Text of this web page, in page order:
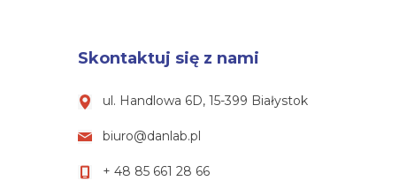
Skontaktuj się z nami
ul. Handlowa 6D, 15-399 Białystok
biuro@danlab.pl
+ 48 85 661 28 66